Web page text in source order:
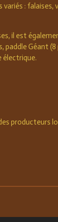
: falaises,
il est
paddle Géant
producteurs